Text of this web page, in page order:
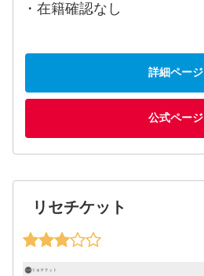
・在籍確認なし
詳細ページ
公式ページ
リセチケット